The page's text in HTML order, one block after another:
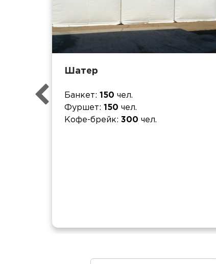
Шатер
Банкет 150 чел.
Фуршет
150 чел.
Кофе-брейк
300 чел.